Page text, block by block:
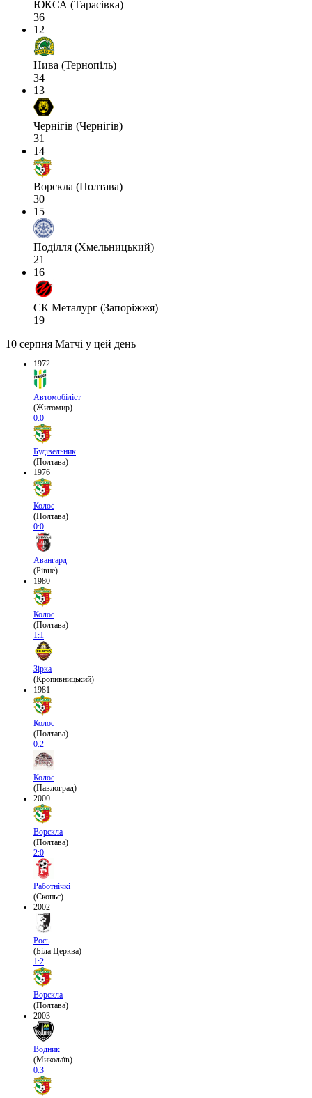
ЮКСА (Тарасівка)
36
12
Нива (Тернопіль)
34
13
Чернігів (Чернігів)
31
14
Ворскла (Полтава)
30
15
Поділля (Хмельницький)
21
16
СК Металург (Запоріжжя)
19
10 серпня Матчі у цей день
1972
Автомобіліст
(Житомир)
0:0
Будівельник
(Полтава)
1976
Колос
(Полтава)
0:0
Авангард
(Рівне)
1980
Колос
(Полтава)
1:1
Зірка
(Кропивницький)
1981
Колос
(Полтава)
0:2
Колос
(Павлоград)
2000
Ворскла
(Полтава)
2:0
Работнічкі
(Скопьє)
2002
Рось
(Біла Церква)
1:2
Ворскла
(Полтава)
2003
Водник
(Миколаїв)
0:3